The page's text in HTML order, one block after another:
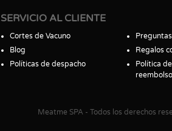
SERVICIO AL CLIENTE
Cortes de Vacuno
Blog
Políticas de despacho
Regalos
Política
Meatme SPA - Todos los derechos